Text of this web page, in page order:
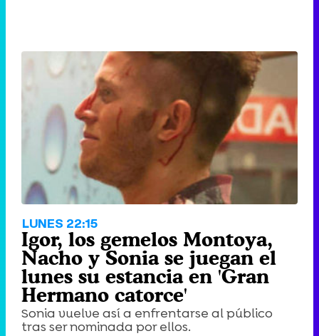
LUNES 22:15
Igor, los gemelos Montoya,
Nacho y Sonia se juegan el
lunes su estancia en 'Gran
Hermano catorce'
Sonia vuelve así a enfrentarse al público
tras ser nominada por ellos.